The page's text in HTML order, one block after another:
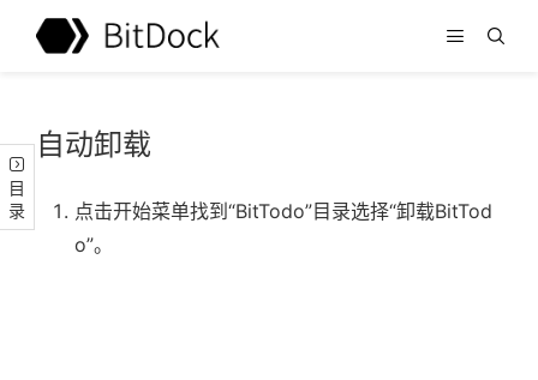
目录
自动卸载
点击开始菜单找到“BitTodo”目录选择“卸载BitTod
o”。